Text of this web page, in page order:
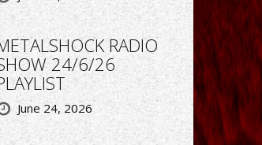
RADIO
24/6/26
June 24, 2026